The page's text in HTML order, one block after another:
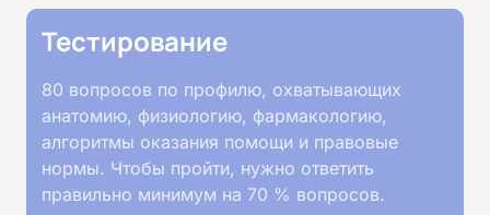
Тестирование
80 вопросов по профилю, охватывающих
анатомию, физиологию, фармакологию,
алгоритмы оказания помощи и правовые
нормы. Чтобы пройти, нужно ответить
правильно минимум на 70 % вопросов.